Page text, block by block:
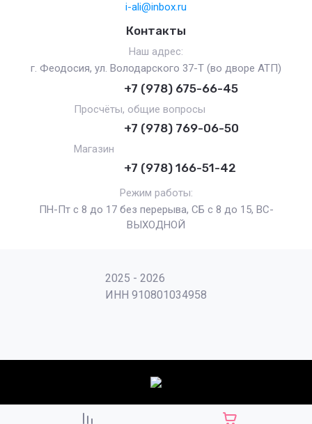
i-ali@inbox.ru
Контакты
Наш адрес:
г. Феодосия, ул. Володарского 37-Т (во дворе АТП)
+7 (978) 675-66-45
Просчёты, общие вопросы
+7 (978) 769-06-50
Магазин
+7 (978) 166-51-42
Режим работы:
ПН-Пт с 8 до 17 без перерыва, СБ с 8 до 15, ВС-
ВЫХОДНОЙ
2025 - 2026
ИНН 910801034958